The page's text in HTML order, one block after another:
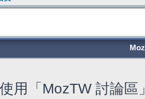
用「MozTW 討論